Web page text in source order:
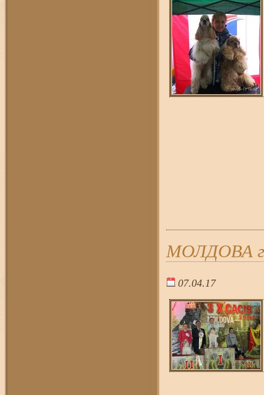
МОЛДОВА
07.04.17